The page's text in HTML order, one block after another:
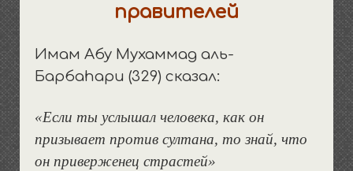
правителей
Имам Абу Мухаммад аль-
Барбаhари (329) сказал:
«Если ты услышал человека, как он
призывает против султана, то знай, что
он приверженец страстей»